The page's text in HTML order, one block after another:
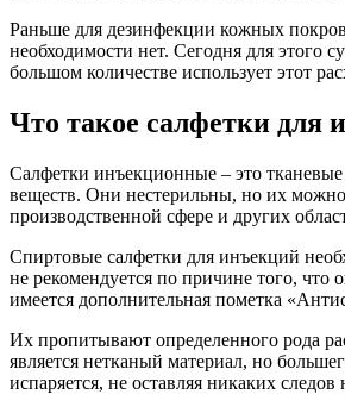
Раньше для дезинфекции кожных
необходимости нет. Сегодня для этого
большом количестве использует этот
Что такое салфетки для
Салфетки инъекционные – это
веществ. Они нестерильны, но их
производственной сфере и других
Спиртовые салфетки для инъекций
не рекомендуется по причине того,
имеется дополнительная пометка
Их пропитывают определенного рода
является нетканый материал, но
испаряется, не оставляя никаких